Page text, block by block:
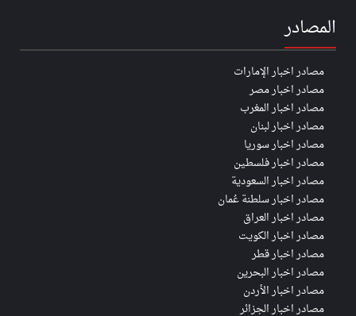
المصادر
مصادر اخبار الإمارات
مصادر اخبار مصر
مصادر اخبار المغرب
مصادر اخبار لبنان
مصادر اخبار سوريا
مصادر اخبار فلسطين
مصادر اخبار السعودية
مصادر اخبار سلطنة عُمان
مصادر اخبار العراق
مصادر اخبار الكويت
مصادر اخبار قطر
مصادر اخبار البحرين
مصادر اخبار الأردن
مصادر اخبار الجزائر